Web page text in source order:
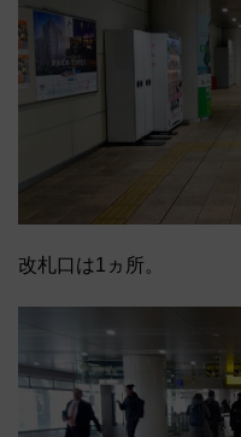
改札口は1ヵ所。